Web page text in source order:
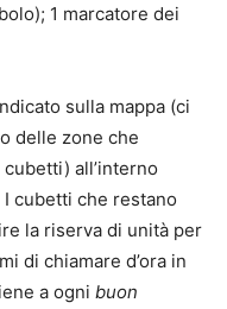
1 marcatore dei
sulla mappa (ci
delle zone che
all’interno
cubetti che restano
la riserva di unità per
di chiamare d’ora in
a ogni buon